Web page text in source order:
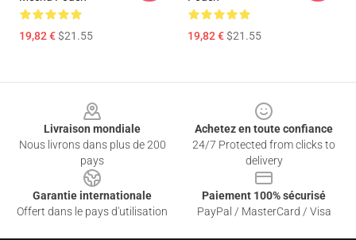
19,82 €$21.55 19,82 €$21.55
Livraison mondiale
Nous livrons dans plus de 200
pays
Achetez en toute confiance
24/7 Protected from clicks to
delivery
Garantie internationale
Offert dans le pays d'utilisation
Paiement 100% sécurisé
PayPal / MasterCard / Visa